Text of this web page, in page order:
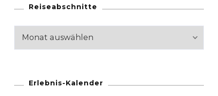
Reiseabschnitte
Reiseabschnitte
Erlebnis-Kalender